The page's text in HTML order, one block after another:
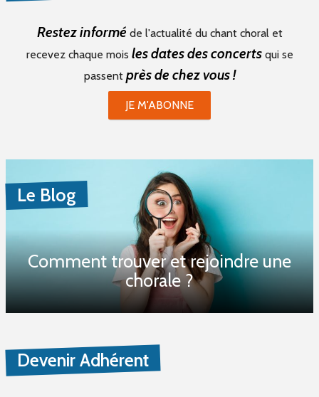
Restez informé de l'actualité du chant choral et
recevez chaque mois les dates des concertsqui se
passent près de chez vous !
JE M'ABONNE
Le Blog
Comment trouver et rejoindre une
chorale ?
Devenir Adhérent